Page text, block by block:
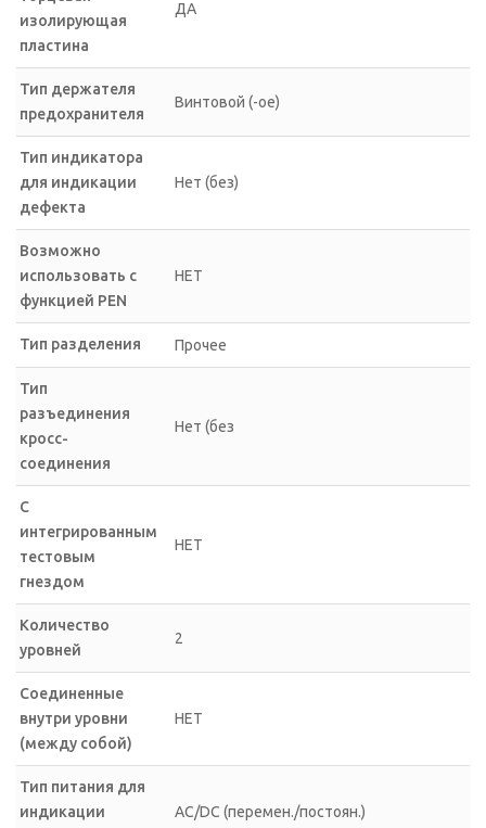
изолирующая
пластина
ДА
Тип держателя
предохранителя
Винтовой (-ое)
Тип индикатора
для индикации
дефекта
Нет (без)
Возможно
использовать с
функцией PEN
НЕТ
Тип разделения Прочее
Тип
разъединения
кросс-
соединения
Нет (без
С
интегрированным
тестовым
гнездом
НЕТ
Количество
уровней
2
Соединенные
внутри уровни
(между собой)
НЕТ
Тип питания для
индикации
AC/DC (перемен./постоян.)